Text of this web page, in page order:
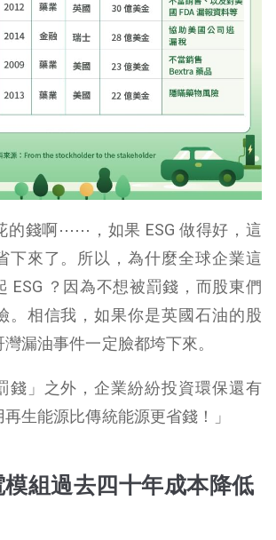
的錢啊⋯⋯，如果 ESG 做得好，這
下來了。所以，為什麼全球企業這
ESG ？因為不想被罰錢，而股東們
。相信我，如果你是英國石油的股
漏油事件一定臉都垮下來。
錢」之外，企業紛紛投資環保還有
生能源比傳統能源更省錢！」
組過去四十年成本降低